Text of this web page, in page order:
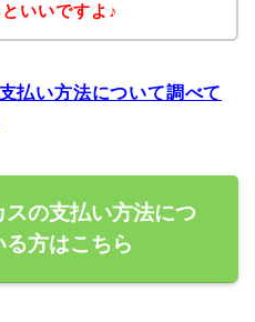
いいですよ♪
払い方法について調べて
の支払い方法につ
方はこちら